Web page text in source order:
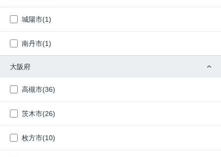
城陽市(1)
南丹市(1)
大阪府
高槻市(36)
茨木市(26)
枚方市(10)